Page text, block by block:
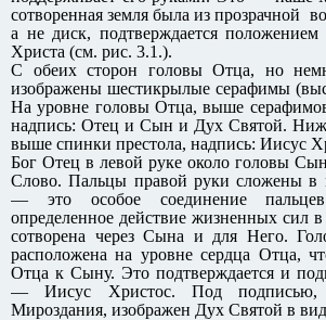
сотворенная земля была из прозрачной
а не диск, подтверждается
Христа (см. рис. 3.1.).
С обеих сторон головы Отца, но
изображены шестикрылые серафимы
На уровне головы Отца, выше
надпись: Отец и Сын и Дух Святой.
выше спинки престола, надпись: Иисус
Бог Отец в левой руке около головы
Слово. Пальцы правой руки сложены в
— это особое соединение
определенное действие жизненных сил в
сотворена через Сына и для Него.
расположена на уровне сердца Отца,
Отца к Сыну. Это подтверждается и
— Иисус Христос. Под
Мироздания, изображен Дух Святой в